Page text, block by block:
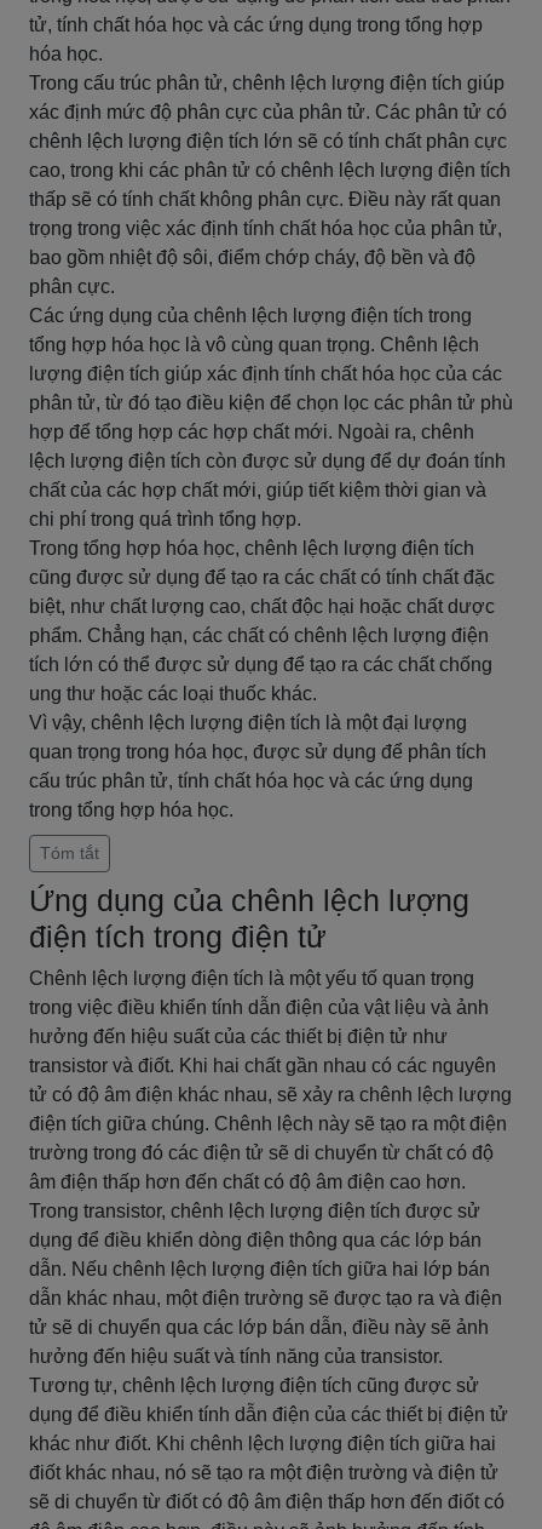
tử, tính chất hóa học và các ứng dụng trong tổng hợp
hóa học.
Trong cấu trúc phân tử, chênh lệch lượng điện tích giúp
xác định mức độ phân cực của phân tử. Các phân tử có
chênh lệch lượng điện tích lớn sẽ có tính chất phân cực
cao, trong khi các phân tử có chênh lệch lượng điện tích
thấp sẽ có tính chất không phân cực. Điều này rất quan
trọng trong việc xác định tính chất hóa học của phân tử,
bao gồm nhiệt độ sôi, điểm chớp cháy, độ bền và độ
phân cực.
Các ứng dụng của chênh lệch lượng điện tích trong
tổng hợp hóa học là vô cùng quan trọng. Chênh lệch
lượng điện tích giúp xác định tính chất hóa học của các
phân tử, từ đó tạo điều kiện để chọn lọc các phân tử phù
hợp để tổng hợp các hợp chất mới. Ngoài ra, chênh
lệch lượng điện tích còn được sử dụng để dự đoán tính
chất của các hợp chất mới, giúp tiết kiệm thời gian và
chi phí trong quá trình tổng hợp.
Trong tổng hợp hóa học, chênh lệch lượng điện tích
cũng được sử dụng để tạo ra các chất có tính chất đặc
biệt, như chất lượng cao, chất độc hại hoặc chất dược
phẩm. Chẳng hạn, các chất có chênh lệch lượng điện
tích lớn có thể được sử dụng để tạo ra các chất chống
ung thư hoặc các loại thuốc khác.
Vì vậy, chênh lệch lượng điện tích là một đại lượng
quan trọng trong hóa học, được sử dụng để phân tích
cấu trúc phân tử, tính chất hóa học và các ứng dụng
trong tổng hợp hóa học.
Tóm tắt
Ứng dụng của chênh lệch lượng
điện tích trong điện tử
Chênh lệch lượng điện tích là một yếu tố quan trọng
trong việc điều khiển tính dẫn điện của vật liệu và ảnh
hưởng đến hiệu suất của các thiết bị điện tử như
transistor và điốt. Khi hai chất gần nhau có các nguyên
tử có độ âm điện khác nhau, sẽ xảy ra chênh lệch lượng
điện tích giữa chúng. Chênh lệch này sẽ tạo ra một điện
trường trong đó các điện tử sẽ di chuyển từ chất có độ
âm điện thấp hơn đến chất có độ âm điện cao hơn.
Trong transistor, chênh lệch lượng điện tích được sử
dụng để điều khiển dòng điện thông qua các lớp bán
dẫn. Nếu chênh lệch lượng điện tích giữa hai lớp bán
dẫn khác nhau, một điện trường sẽ được tạo ra và điện
tử sẽ di chuyển qua các lớp bán dẫn, điều này sẽ ảnh
hưởng đến hiệu suất và tính năng của transistor.
Tương tự, chênh lệch lượng điện tích cũng được sử
dụng để điều khiển tính dẫn điện của các thiết bị điện tử
khác như điốt. Khi chênh lệch lượng điện tích giữa hai
điốt khác nhau, nó sẽ tạo ra một điện trường và điện tử
sẽ di chuyển từ điốt có độ âm điện thấp hơn đến điốt có